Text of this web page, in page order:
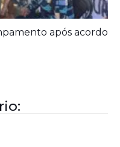
de Rádio com mais de